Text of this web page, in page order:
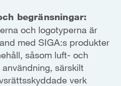
begränsningar:
och logotyperna är
med SIGA:s produkter
såsom luft- och
särskilt
verk